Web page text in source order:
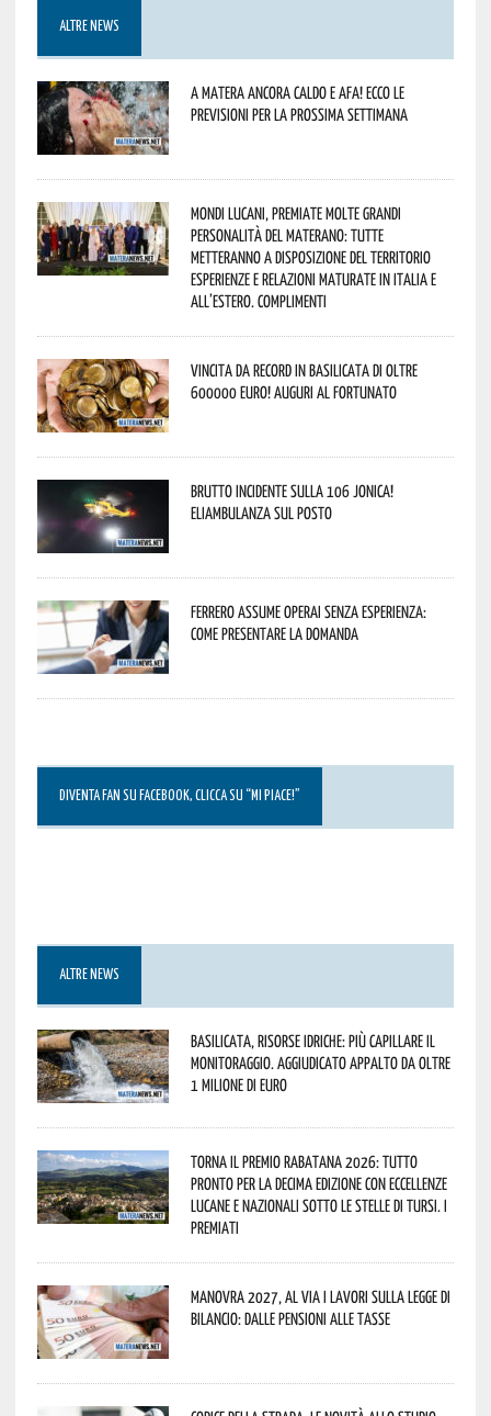
ALTRE NEWS
A Matera ancora caldo e afa! Ecco le
previsioni per la prossima settimana
Mondi lucani, premiate molte grandi
personalità del materano: tutte
metteranno a disposizione del territorio
esperienze e relazioni maturate in Italia e
all’estero. Complimenti
Vincita da record in Basilicata di oltre
600000 euro! Auguri al fortunato
Brutto incidente sulla 106 Jonica!
Eliambulanza sul posto
Ferrero assume operai senza esperienza:
come presentare la domanda
DIVENTA FAN SU FACEBOOK, CLICCA SU “MI PIACE!”
ALTRE NEWS
Basilicata, Risorse idriche: più capillare il
monitoraggio. Aggiudicato appalto da oltre
1 milione di euro
Torna il Premio Rabatana 2026: tutto
pronto per la decima edizione con eccellenze
lucane e nazionali sotto le stelle di Tursi. I
premiati
Manovra 2027, al via i lavori sulla Legge di
Bilancio: dalle pensioni alle tasse